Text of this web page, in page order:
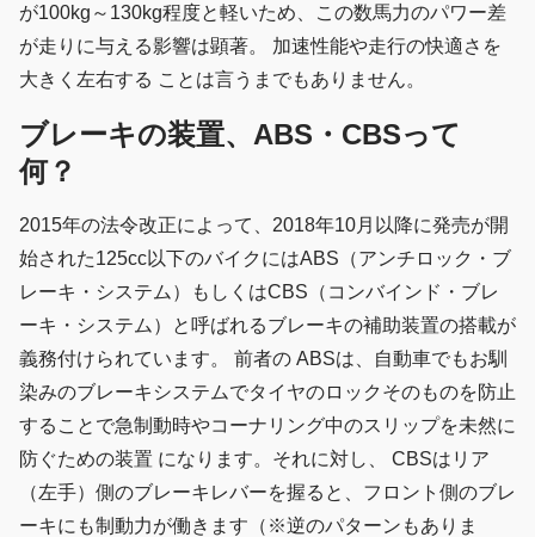
が100kg～130kg程度と軽いため、この数馬力のパワー差
が走りに与える影響は顕著。 加速性能や走行の快適さを
大きく左右する ことは言うまでもありません。
ブレーキの装置、ABS・CBSって
何？
2015年の法令改正によって、2018年10月以降に発売が開
始された125cc以下のバイクにはABS（アンチロック・ブ
レーキ・システム）もしくはCBS（コンバインド・ブレ
ーキ・システム）と呼ばれるブレーキの補助装置の搭載が
義務付けられています。 前者の ABSは、自動車でもお馴
染みのブレーキシステムでタイヤのロックそのものを防止
することで急制動時やコーナリング中のスリップを未然に
防ぐための装置 になります。それに対し、 CBSはリア
（左手）側のブレーキレバーを握ると、フロント側のブレ
ーキにも制動力が働きます（※逆のパターンもありま